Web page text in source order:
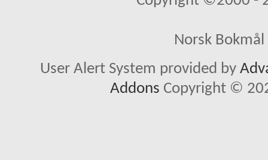
Norsk
User Alert System provided by
Addons Copyright ©